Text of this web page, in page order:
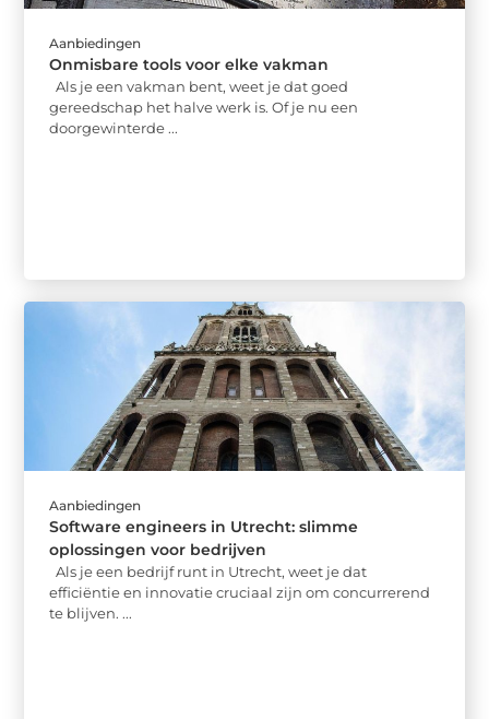
Aanbiedingen
Onmisbare tools voor elke vakman
Als je een vakman bent, weet je dat goed
gereedschap het halve werk is. Of je nu een
doorgewinterde ...
Aanbiedingen
Software engineers in Utrecht: slimme
oplossingen voor bedrijven
Als je een bedrijf runt in Utrecht, weet je dat
efficiëntie en innovatie cruciaal zijn om concurrerend
te blijven. ...